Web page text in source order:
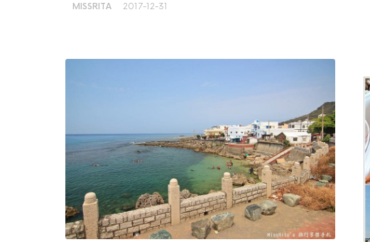
MISSRITA 2017-12-31